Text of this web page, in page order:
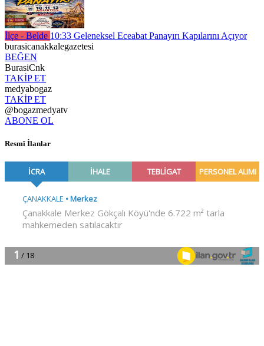
İlçe - Belde 10:33 Geleneksel Eceabat Panayırı Kapılarını Açıyor
burasicanakkalegazetesi
BEĞEN
BurasiCnk
TAKİP ET
medyabogaz
TAKİP ET
@bogazmedyatv
ABONE OL
Resmî İlanlar